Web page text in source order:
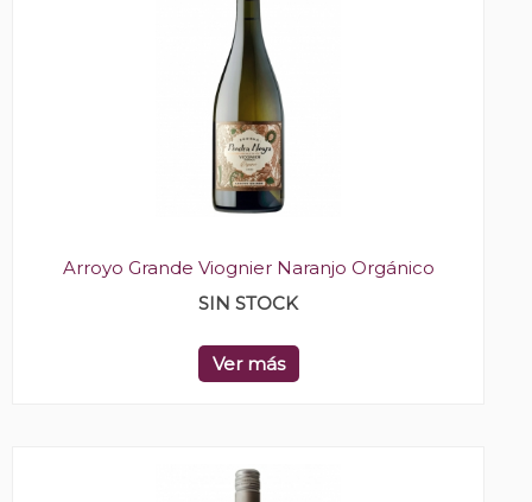
Arroyo Grande Viognier Naranjo Orgánico
SIN STOCK
Ver más